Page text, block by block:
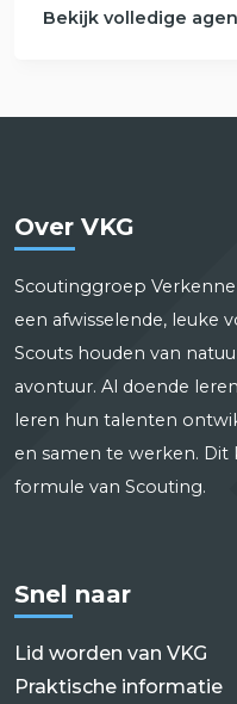
Bekijk volledige
Over VKG
Scoutinggroep
een afwisselende, leuke
Scouts houden van
avontuur. Al doende
leren hun talenten
en samen te werken.
formule van Scouting.
Snel naar
Lid worden van VKG
Praktische informatie